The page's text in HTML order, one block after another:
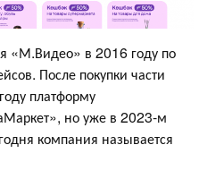
«М.Видео» в 2016 году по
После покупки части
платформу
но уже в 2023-м
компания называется